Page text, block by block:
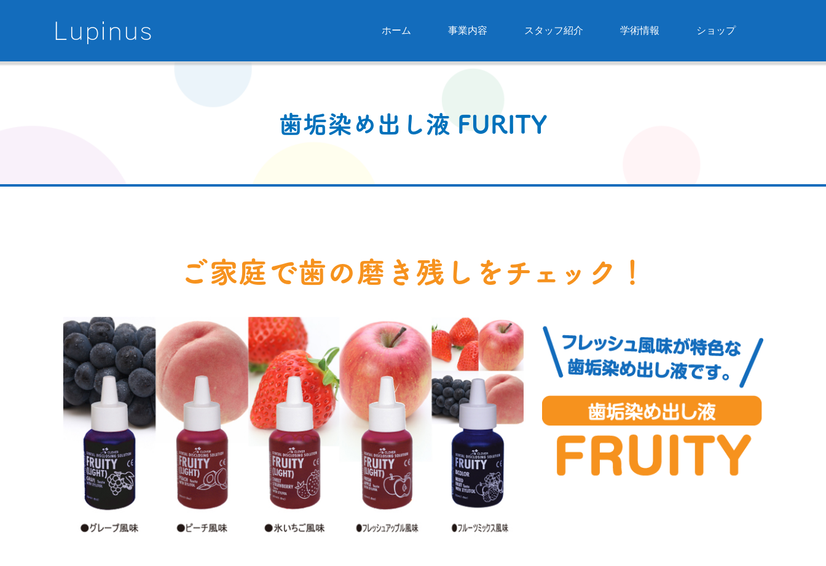
Lupinus ホーム 事業内容 スタッフ紹介 学術情報 ショップ
歯垢染め出し液 FURITY
ご家庭で歯の磨き残しをチェック！